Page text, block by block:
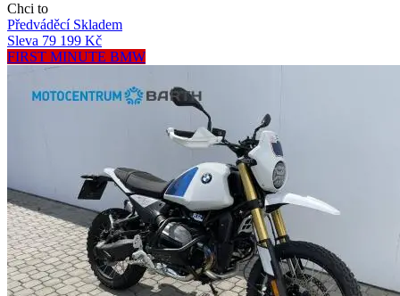
Chci to
Předváděcí Skladem
Sleva 79 199 Kč
FIRST MINUTE BMW